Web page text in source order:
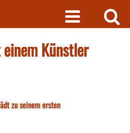
Künstler
zu seinem ersten